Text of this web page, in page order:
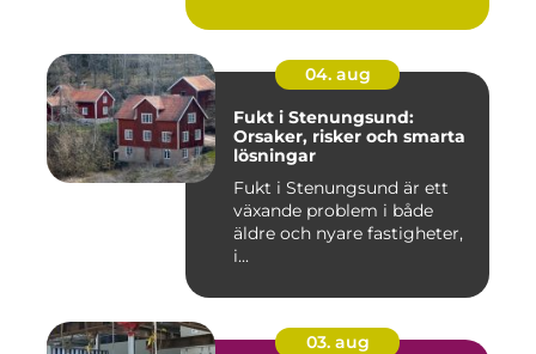
04. aug
Fukt i Stenungsund:
Orsaker, risker och smarta
lösningar
Fukt i Stenungsund är ett
växande problem i både
äldre och nyare fastigheter,
i...
03. aug